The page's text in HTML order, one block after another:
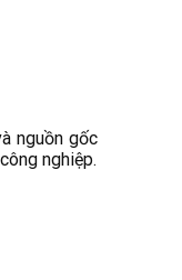
nguồn gốc
nghiệp.